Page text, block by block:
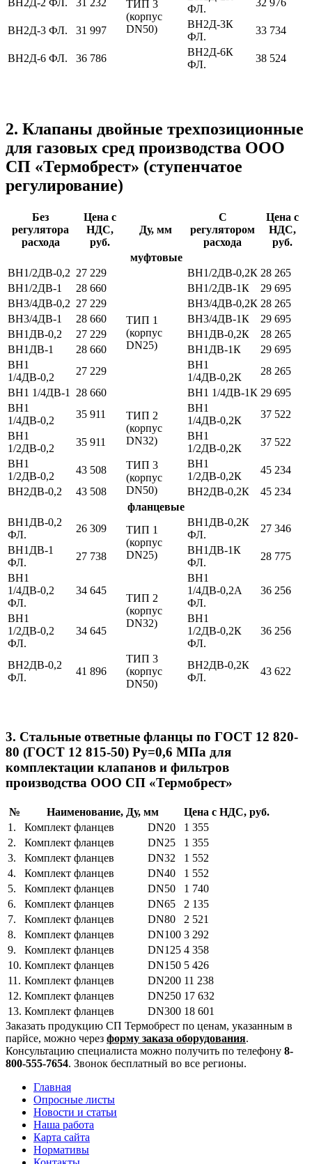
ТИП 3
(корпус
DN50)
ВН2Д-2 ФЛ. 31 232
ФЛ.
32 976
ВН2Д-3 ФЛ. 31 997
ВН2Д-3К
ФЛ.
33 734
ВН2Д-6 ФЛ. 36 786
ВН2Д-6К
ФЛ.
38 524
2. Клапаны двойные трехпозиционные
для газовых сред производства ООО
СП «Термобрест» (ступенчатое
регулирование)
Без
регулятора
расхода
Цена с
НДС,
руб.
Ду, мм
С
регулятором
расхода
Цена с
НДС,
руб.
муфтовые
ВН1/2ДВ-0,2 27 229
ТИП 1
(корпус
DN25)
ВН1/2ДВ-0,2К 28 265
ВН1/2ДВ-1
28 660 ВН1/2ДВ-1К
29 695
ВН3/4ДВ-0,2 27 229 ВН3/4ДВ-0,2К 28 265
ВН3/4ДВ-1
28 660 ВН3/4ДВ-1К
29 695
ВН1ДВ-0,2
27 229 ВН1ДВ-0,2К
28 265
ВН1ДВ-1
28 660 ВН1ДВ-1К
29 695
ВН1
1/4ДВ-0,2
27 229
ВН1
1/4ДВ-0,2К
28 265
ВН1 1/4ДВ-1
28 660 ВН1 1/4ДВ-1К 29 695
ВН1
1/4ДВ-0,2
35 911
ТИП 2
(корпус
DN32)
ВН1
1/4ДВ-0,2К
37 522
ВН1
1/2ДВ-0,2
35 911
ВН1
1/2ДВ-0,2К
37 522
ВН1
1/2ДВ-0,2
43 508
ТИП 3
(корпус
DN50)
ВН1
1/2ДВ-0,2К
45 234
ВН2ДВ-0,2
43 508 ВН2ДВ-0,2К
45 234
фланцевые
ВН1ДВ-0,2
ФЛ.
26 309
ТИП 1
(корпус
DN25)
ВН1ДВ-0,2К
ФЛ.
27 346
ВН1ДВ-1
ФЛ.
27 738
ВН1ДВ-1К
ФЛ.
28 775
ВН1
1/4ДВ-0,2
ФЛ.
34 645
ТИП 2
(корпус
DN32)
ВН1
1/4ДВ-0,2А
ФЛ.
36 256
ВН1
1/2ДВ-0,2
ФЛ.
34 645
ВН1
1/2ДВ-0,2К
ФЛ.
36 256
ВН2ДВ-0,2
ФЛ.
41 896
ТИП 3
(корпус
DN50)
ВН2ДВ-0,2К
ФЛ.
43 622
3. Стальные ответные фланцы по ГОСТ 12 820-
80 (ГОСТ 12 815-50) Ру=0,6 МПа для
комплектации клапанов и фильтров
производства ООО СП «Термобрест»
№ Наименование, Ду, мм
Цена с НДС, руб.
1.
Комплект фланцев DN20
1 355
2.
Комплект фланцев DN25
1 355
3.
Комплект фланцев DN32
1 552
4.
Комплект фланцев DN40
1 552
5.
Комплект фланцев DN50
1 740
6.
Комплект фланцев DN65
2 135
7.
Комплект фланцев DN80
2 521
8.
Комплект фланцев DN100 3 292
9.
Комплект фланцев DN125 4 358
10. Комплект фланцев DN150 5 426
11. Комплект фланцев DN200 11 238
12. Комплект фланцев DN250 17 632
13. Комплект фланцев DN300 18 601
Заказать продукцию СП Термобрест по ценам, указанным в
парйсе, можно через форму заказа оборудования.
Консультацию специалиста можно получить по телефону 8-
800-555-7654. Звонок бесплатный во все регионы.
Главная
Опросные листы
Новости и статьи
Наша работа
Карта сайта
Нормативы